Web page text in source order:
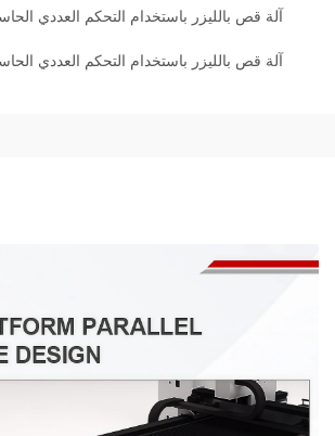
آلة قص بالليزر باستخدام التحكم العددي
آلة قص بالليزر باستخدام التحكم العددي